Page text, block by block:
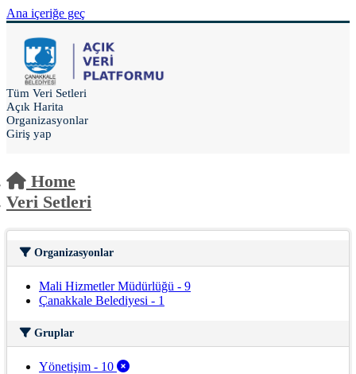
Ana içeriğe geç
Tüm Veri Setleri
Açık Harita
Organizasyonlar
Giriş yap
Home
Veri Setleri
Organizasyonlar
Mali Hizmetler Müdürlüğü - 9
Çanakkale Belediyesi - 1
Gruplar
Yönetişim - 10